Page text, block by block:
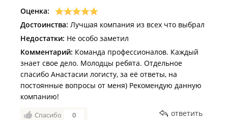
Оценка:
Достоинства: Лучшая компания из всех что выбрал
Недостатки: Не особо заметил
Комментарий: Команда профессионалов. Каждый
знает свое дело. Молодцы ребята. Отдельное
спасибо Анастасии логисту, за её ответы, на
постоянные вопросы от меня) Рекомендую данную
компанию!
Спасибо 0 ответить